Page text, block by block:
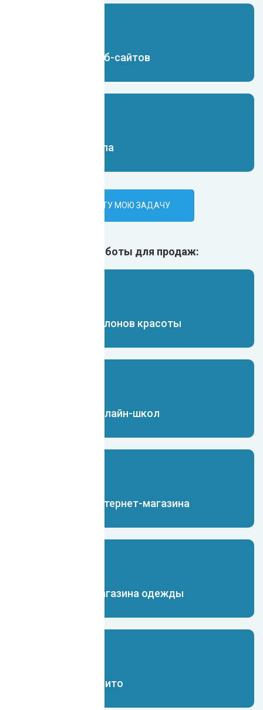
Чат-бот для веб-сайтов
Чат-бот для Юла
ПОРУЧИТЬ ИИ-БОТУ МОЮ ЗАДАЧУ
Ещё ИИ боты для продаж:
Чат-бот для салонов красоты
Чат-бот для онлайн-школ
Чат-бот для интернет-магазина
Чат-бот для магазина одежды
Чат-бот для Авито